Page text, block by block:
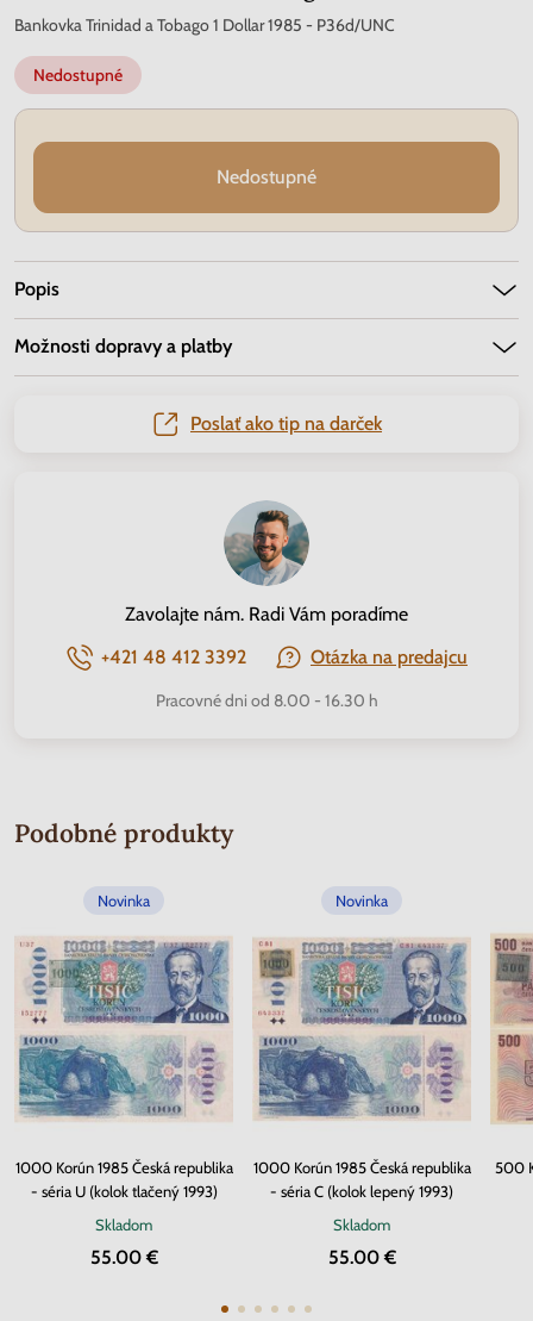
Bankovka Trinidad a Tobago 1 Dollar 1985 - P36d/UNC
Nedostupné
Nedostupné
Popis
Možnosti dopravy a platby
Poslať ako tip na darček
Zavolajte nám. Radi Vám poradíme
+421 48 412 3392
Otázka na predajcu
Pracovné dni od 8.00 - 16.30 h
Podobné produkty
Novinka
1000 Korún 1985 Česká republika
- séria U (kolok tlačený 1993)
Skladom
55.00 €
Novinka
1000 Korún 1985 Česká republika
- séria C (kolok lepený 1993)
Skladom
55.00 €
500